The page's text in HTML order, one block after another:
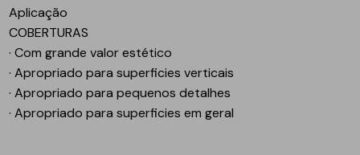
Aplicação
COBERTURAS
· Com grande valor estético
· Apropriado para superficies verticais
· Apropriado para pequenos detalhes
· Apropriado para superficies em geral